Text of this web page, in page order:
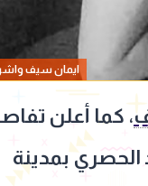
ايمان سيف
، كما أعلن
بمدينة